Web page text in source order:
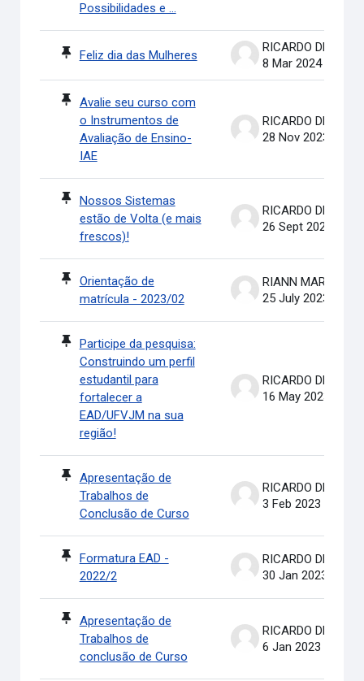
Possibilidades e ...
Feliz dia das Mulheres
8 Mar 2024
Avalie seu curso com
o Instrumentos de
Avaliação de Ensino-
IAE
28 Nov 2023
Nossos Sistemas
estão de Volta (e mais
frescos)!
26 Sept 2023
Orientação de
matrícula - 2023/02
25 July 2023
Participe da pesquisa:
Construindo um perfil
estudantil para
fortalecer a
EAD/UFVJM na sua
região!
16 May 2023
Apresentação de
Trabalhos de
Conclusão de Curso
3 Feb 2023
Formatura EAD -
2022/2
30 Jan 2023
Apresentação de
Trabalhos de
conclusão de Curso
6 Jan 2023